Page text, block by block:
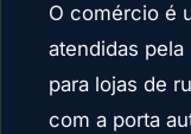
O comércio é
atendidas pela
para lojas de
com a porta